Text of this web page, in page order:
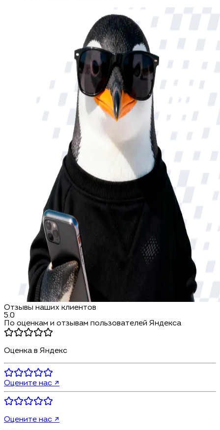
Отзывы наших клиентов
5.0
По оценкам и отзывам пользователей Яндекса
Оценка в Яндекс
Оцените нас ↗
Оцените нас ↗